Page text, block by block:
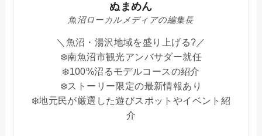
ぬまめん
魚沼ローカルメディアの編集長
＼魚沼・湯沢地域を盛り上げる?／
❄️南魚沼市観光アンバサダー就任
❄️100%沼るモデルコースの紹介
❄️ストーリー限定の最新情報あり
❄️地元民が厳選した遊びスポットやイベント紹
介